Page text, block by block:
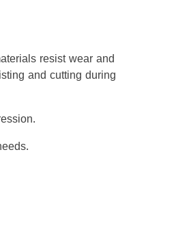
resist wear and
and cutting during